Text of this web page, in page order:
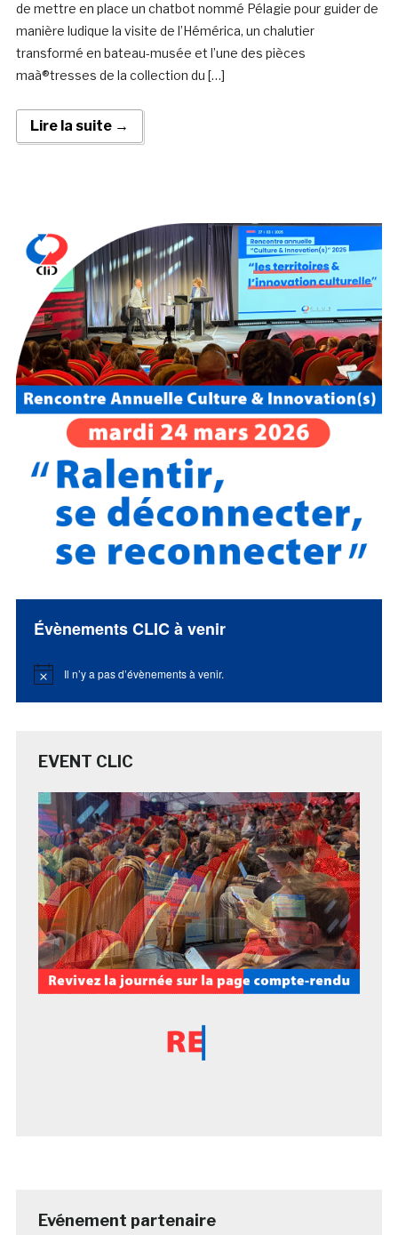
de mettre en place un chatbot nommé Pélagie pour guider de
manière ludique la visite de l’Hémérica, un chalutier
transformé en bateau-musée et l’une des pièces
maà®tresses de la collection du […]
Lire la suite →
Évènements CLIC à venir
Notice Il n’y a pas d’évènements à venir.
EVENT CLIC
Evénement partenaire